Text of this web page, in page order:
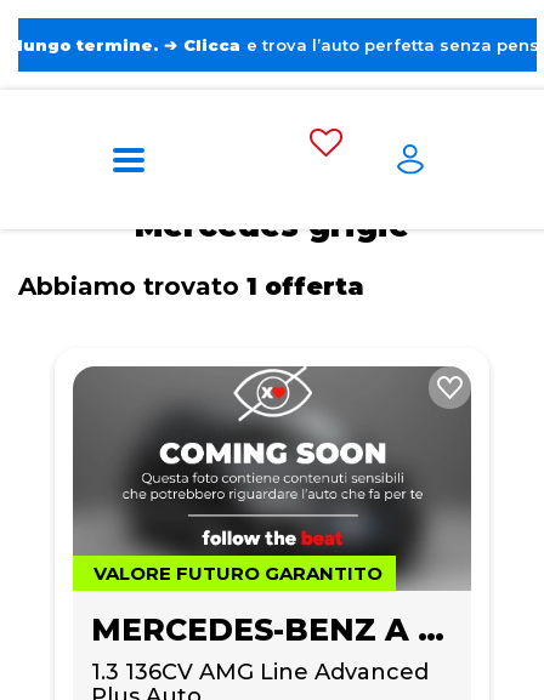
➔ Clicca e trova l’auto perfetta senza pensieri. ❤️
Home Grigie
Mercedes grigie
Abbiamo trovato 1 offerta
VALORE FUTURO GARANTITO
MERCEDES-BENZ A 180
1.3 136CV AMG Line Advanced